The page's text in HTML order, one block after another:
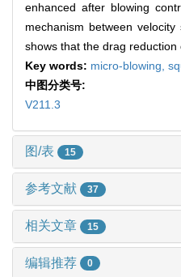
enhanced after blowing
mechanism between
shows that the drag
Key words: micro-blowing,
中图分类号:
V211.3
图/表 15
参考文献 37
相关文章 15
编辑推荐 0